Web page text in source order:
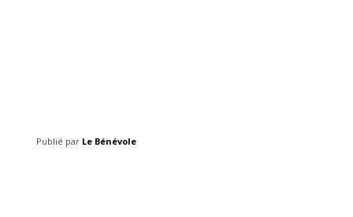
Publié par Le Bénévole